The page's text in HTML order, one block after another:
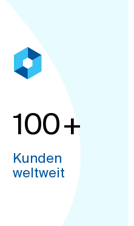
Kunden
weltweit
100+